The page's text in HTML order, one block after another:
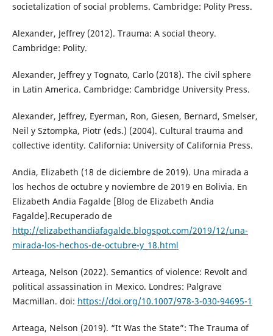
societalization of social problems. Cambridge: Polity Press.
Alexander, Jeffrey (2012). Trauma: A social theory.
Cambridge: Polity.
Alexander, Jeffrey y Tognato, Carlo (2018). The civil sphere
in Latin America. Cambridge: Cambridge University Press.
Alexander, Jeffrey, Eyerman, Ron, Giesen, Bernard, Smelser,
Neil y Sztompka, Piotr (eds.) (2004). Cultural trauma and
collective identity. California: University of California Press.
Andia, Elizabeth (18 de diciembre de 2019). Una mirada a
los hechos de octubre y noviembre de 2019 en Bolivia. En
Elizabeth Andia Fagalde [Blog de Elizabeth Andia
Fagalde].Recuperado de
http://elizabethandiafagalde.blogspot.com/2019/12/una-
mirada-los-hechos-de-octubre-y_18.html
Arteaga, Nelson (2022). Semantics of violence: Revolt and
political assassination in Mexico. Londres: Palgrave
Macmillan. doi: https://doi.org/10.1007/978-3-030-94695-1
Arteaga, Nelson (2019). “It Was the State”: The Trauma of